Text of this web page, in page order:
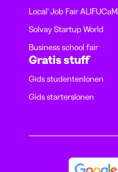
Local' Job Fair ALIFUCaM
Solvay Startup World
Business school fair
Gratis stuff
Gids studentenlonen
Gids starterslonen